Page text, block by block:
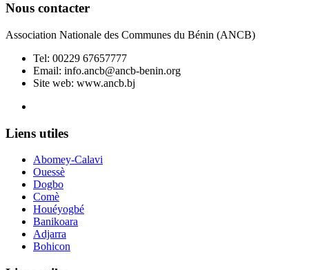
Nous contacter
Association Nationale des Communes du Bénin (ANCB)
Tel: 00229 67657777
Email: info.ancb@ancb-benin.org
Site web: www.ancb.bj
Liens utiles
Abomey-Calavi
Ouessè
Dogbo
Comè
Houéyogbé
Banikoara
Adjarra
Bohicon